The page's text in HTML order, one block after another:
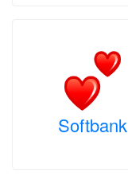
Softbank